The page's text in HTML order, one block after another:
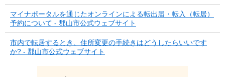
マイナポータルを通じたオンラインによる転出届・転入（転居）
予約について - 郡山市公式ウェブサイト
市内で転居するとき、住所変更の手続きはどうしたらいいです
か? - 郡山市公式ウェブサイト